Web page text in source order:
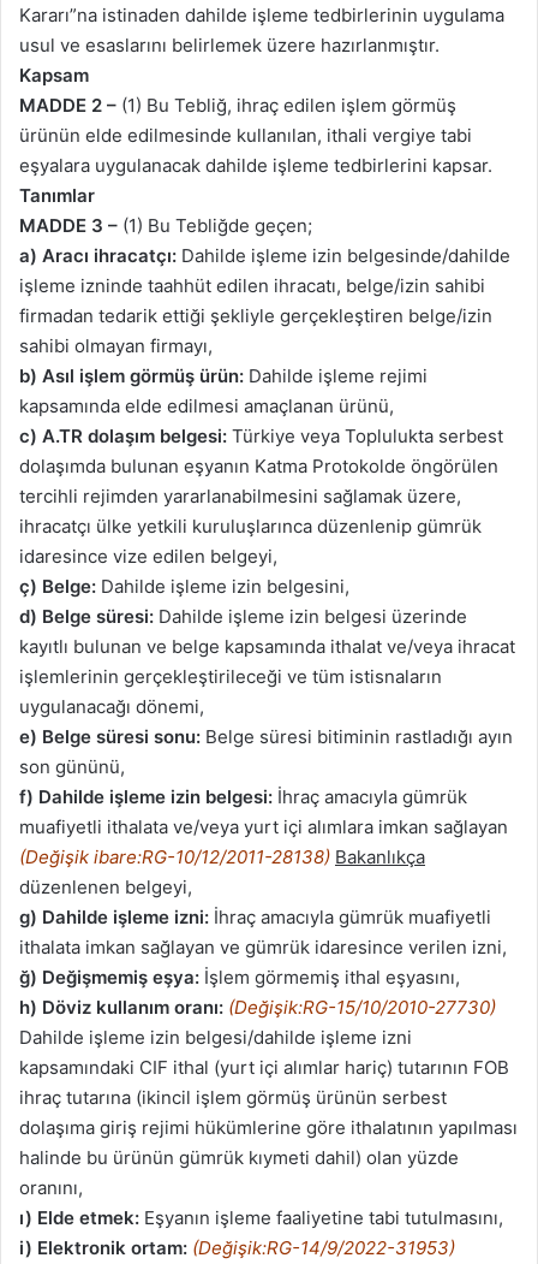
Kararı”na istinaden dahilde işleme tedbirlerinin uygulama
usul ve esaslarını belirlemek üzere hazırlanmıştır.
Kapsam
MADDE 2 – (1) Bu Tebliğ, ihraç edilen işlem görmüş
ürünün elde edilmesinde kullanılan, ithali vergiye tabi
eşyalara uygulanacak dahilde işleme tedbirlerini kapsar.
Tanımlar
MADDE 3 – (1) Bu Tebliğde geçen;
a) Aracı ihracatçı: Dahilde işleme izin belgesinde/dahilde
işleme izninde taahhüt edilen ihracatı, belge/izin sahibi
firmadan tedarik ettiği şekliyle gerçekleştiren belge/izin
sahibi olmayan firmayı,
b) Asıl işlem görmüş ürün: Dahilde işleme rejimi
kapsamında elde edilmesi amaçlanan ürünü,
c) A.TR dolaşım belgesi: Türkiye veya Toplulukta serbest
dolaşımda bulunan eşyanın Katma Protokolde öngörülen
tercihli rejimden yararlanabilmesini sağlamak üzere,
ihracatçı ülke yetkili kuruluşlarınca düzenlenip gümrük
idaresince vize edilen belgeyi,
ç) Belge: Dahilde işleme izin belgesini,
d) Belge süresi: Dahilde işleme izin belgesi üzerinde
kayıtlı bulunan ve belge kapsamında ithalat ve/veya ihracat
işlemlerinin gerçekleştirileceği ve tüm istisnaların
uygulanacağı dönemi,
e) Belge süresi sonu: Belge süresi bitiminin rastladığı ayın
son gününü,
f) Dahilde işleme izin belgesi: İhraç amacıyla gümrük
muafiyetli ithalata ve/veya yurt içi alımlara imkan sağlayan
(Değişik ibare:RG-10/12/2011-28138) Bakanlıkça
düzenlenen belgeyi,
g) Dahilde işleme izni: İhraç amacıyla gümrük muafiyetli
ithalata imkan sağlayan ve gümrük idaresince verilen izni,
ğ) Değişmemiş eşya: İşlem görmemiş ithal eşyasını,
h) Döviz kullanım oranı: (Değişik:RG-15/10/2010-27730)
Dahilde işleme izin belgesi/dahilde işleme izni
kapsamındaki CIF ithal (yurt içi alımlar hariç) tutarının FOB
ihraç tutarına (ikincil işlem görmüş ürünün serbest
dolaşıma giriş rejimi hükümlerine göre ithalatının yapılması
halinde bu ürünün gümrük kıymeti dahil) olan yüzde
oranını,
ı) Elde etmek: Eşyanın işleme faaliyetine tabi tutulmasını,
i) Elektronik ortam: (Değişik:RG-14/9/2022-31953)